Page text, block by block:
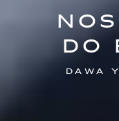
DO
DAWA